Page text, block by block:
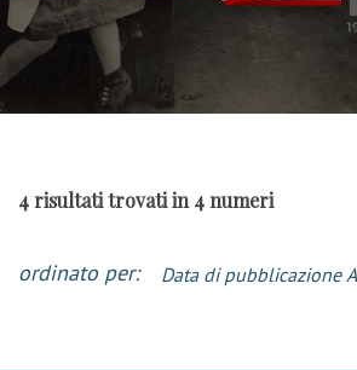
4 risultati trovati in 4 numeri
ordinato per: Data di pubblicazione